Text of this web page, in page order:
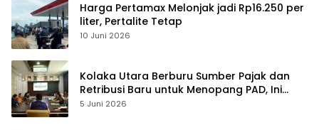
Harga Pertamax Melonjak jadi Rp16.250 per
liter, Pertalite Tetap
10 Juni 2026
Kolaka Utara Berburu Sumber Pajak dan
Retribusi Baru untuk Menopang PAD, Ini
Daftarnya
5 Juni 2026